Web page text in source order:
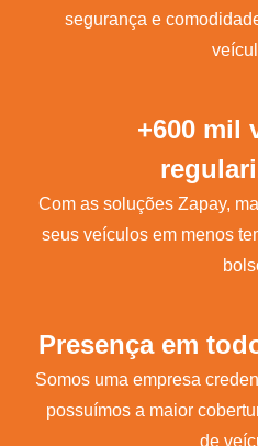
segurança e
+600 mil
Com as soluções Zapay,
seus veículos em menos
Presença em
Somos uma empresa
possuímos a maior
de